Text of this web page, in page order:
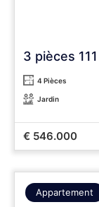
4 Pièces
Jardin
€ 546.000
Appartement